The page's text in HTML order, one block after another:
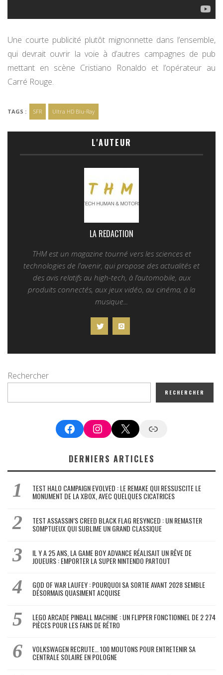
Une courte publicité plutôt mignonnette dans l’ensemble,
qui devrait ouvrir la voie à d’autres campagnes de pub
mettant en scène Cristiano Ronaldo et l’opérateur au
Carré Rouge.
TAGS : SFR Ultra HD Blu-Ray
L'AUTEUR
LA REDACTION
THM est un magazine tourné vers les sciences et
technologies de l'avenir, qui propose des actualités et
des avis relatifs au high-tech, à l’automobile, aux
produits connectés, aux jeux vidéo, au cinéma, à la
musique...
Rechercher
RECHERCHER
FacebookInstagram
X Google News
DERNIERS ARTICLES
TEST HALO CAMPAIGN EVOLVED : LE REMAKE QUI RESSUSCITE LE
MONUMENT DE LA XBOX, AVEC QUELQUES CICATRICES
TEST ASSASSIN’S CREED BLACK FLAG RESYNCED : UN REMASTER
SOMPTUEUX QUI SUBLIME UN GRAND CLASSIQUE
IL Y A 25 ANS, LA GAME BOY ADVANCE RÉALISAIT UN RÊVE DE
JOUEURS : EMPORTER LA SUPER NINTENDO PARTOUT
GOD OF WAR LAUFEY : POURQUOI SA SORTIE AVANT 2028 SEMBLE
DÉSORMAIS QUASIMENT ACQUISE
LEGO ARCADE PINBALL MACHINE : UN FLIPPER FONCTIONNEL DE 2 274
PIÈCES POUR LES FANS DE RÉTRO
VOLKSWAGEN RECRUTE… 100 MOUTONS POUR ENTRETENIR SA
CENTRALE SOLAIRE EN POLOGNE